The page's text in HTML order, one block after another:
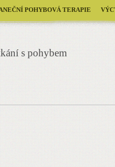
POHYBOVÁ TERAPIE
s pohybem